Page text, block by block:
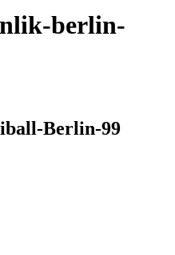
berlin-
Berlin-99